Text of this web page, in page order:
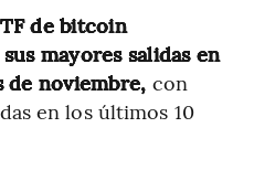
de bitcoin
mayores salidas en
de noviembre, con
en los últimos 10